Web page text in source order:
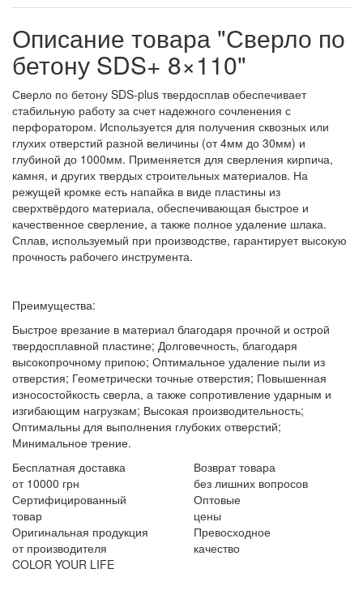
Описание товара "Сверло по
бетону SDS+ 8×110"
Сверло по бетону SDS-plus твердосплав обеспечивает
стабильную работу за счет надежного сочленения с
перфоратором. Используется для получения сквозных или
глухих отверстий разной величины (от 4мм до 30мм) и
глубиной до 1000мм. Применяется для сверления кирпича,
камня, и других твердых строительных материалов. На
режущей кромке есть напайка в виде пластины из
сверхтвёрдого материала, обеспечивающая быстрое и
качественное сверление, а также полное удаление шлака.
Сплав, используемый при производстве, гарантирует высокую
прочность рабочего инструмента.
Преимущества:
Быстрое врезание в материал благодаря прочной и острой
твердосплавной пластине; Долговечность, благодаря
высокопрочному припою; Оптимальное удаление пыли из
отверстия; Геометрически точные отверстия; Повышенная
износостойкость сверла, а также сопротивление ударным и
изгибающим нагрузкам; Высокая производительность;
Оптимальны для выполнения глубоких отверстий;
Минимальное трение.
Бесплатная доставка
от 10000 грн
Возврат товара
без лишних вопросов
Сертифицированный
товар
Оптовые
цены
Оригинальная продукция
от производителя
Превосходное
качество
COLOR YOUR LIFE